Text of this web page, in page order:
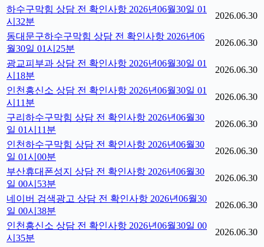
하수구막힘 상담 전 확인사항 2026년06월30일 01
시32분
2026.06.30
동대문구하수구막힘 상담 전 확인사항 2026년06
월30일 01시25분
2026.06.30
광교피부과 상담 전 확인사항 2026년06월30일 01
시18분
2026.06.30
인천흥신소 상담 전 확인사항 2026년06월30일 01
시11분
2026.06.30
구리하수구막힘 상담 전 확인사항 2026년06월30
일 01시11분
2026.06.30
인천하수구막힘 상담 전 확인사항 2026년06월30
일 01시00분
2026.06.30
부산휴대폰성지 상담 전 확인사항 2026년06월30
일 00시53분
2026.06.30
네이버 검색광고 상담 전 확인사항 2026년06월30
일 00시38분
2026.06.30
인천흥신소 상담 전 확인사항 2026년06월30일 00
시35분
2026.06.30